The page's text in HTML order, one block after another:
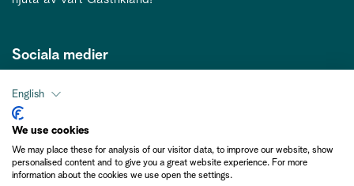
Sociala medier
Kontakt
kontakt@gastriklandsbesoksnaring.se
English
We use cookies
We may place these for analysis of our visitor data, to improve our website, show
personalised content and to give you a great website experience. For more
information about the cookies we use open the settings.